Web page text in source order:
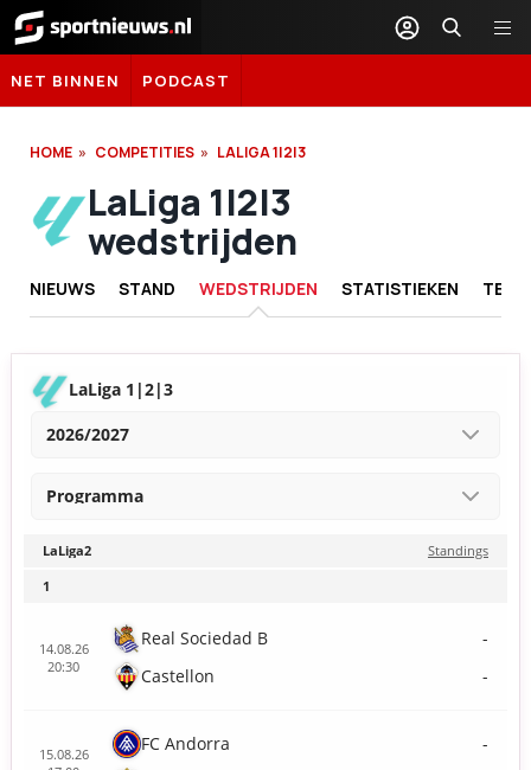
Sportnieuws.nl
NET BINNEN PODCAST
HOME COMPETITIES LALIGA 1|2|3
LaLiga 1|2|3
wedstrijden
NIEUWS STAND WEDSTRIJDEN STATISTIEKEN